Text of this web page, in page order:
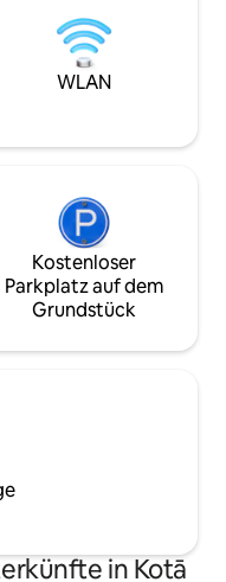
ideal für
ein Erlebnis in
Vogelgesang in
suchen.
WLAN
Kostenloser
Parkplatz auf dem
Grundstück
in Kotā